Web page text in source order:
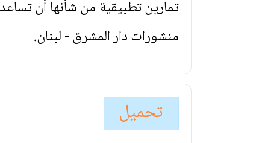
تمارين تطبيقية من شأنها أن
منشورات دار المشرق - لبنان.
تحميل